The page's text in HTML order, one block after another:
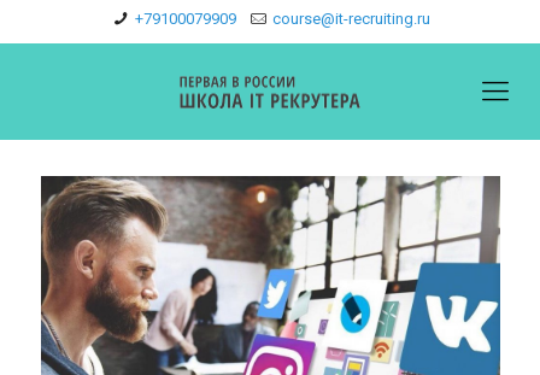
+79100079909 course@it-recruiting.ru